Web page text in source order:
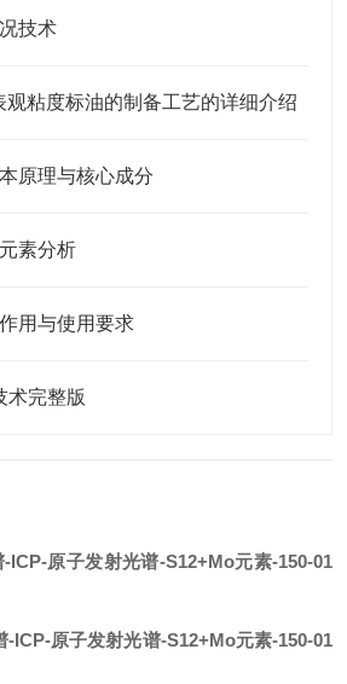
技术
粘度标油的制备工艺的详细介绍
原理与核心成分
素分析
用与使用要求
术完整版
-ICP-原子发射光谱-S12+Mo元素-150-01
-ICP-原子发射光谱-S12+Mo元素-150-01